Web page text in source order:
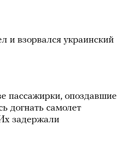
и взорвался украинский
пассажирки, опоздавшие
догнать самолет
задержали